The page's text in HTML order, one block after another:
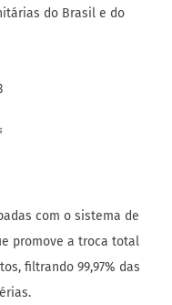
do Brasil e do
com o sistema de
promove a troca total
filtrando 99,97% das